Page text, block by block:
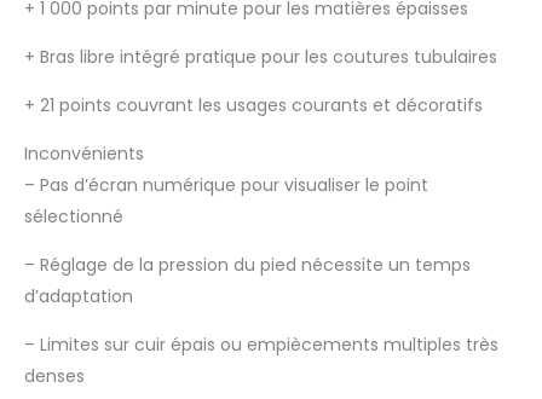
+ 1 000 points par minute pour les matières épaisses
+ Bras libre intégré pratique pour les coutures tubulaires
+ 21 points couvrant les usages courants et décoratifs
Inconvénients
– Pas d’écran numérique pour visualiser le point
sélectionné
– Réglage de la pression du pied nécessite un temps
d’adaptation
– Limites sur cuir épais ou empiècements multiples très
denses